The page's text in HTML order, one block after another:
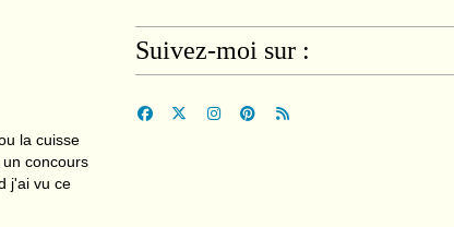
la cuisse
concours
j'ai vu ce
Suivez-moi sur :